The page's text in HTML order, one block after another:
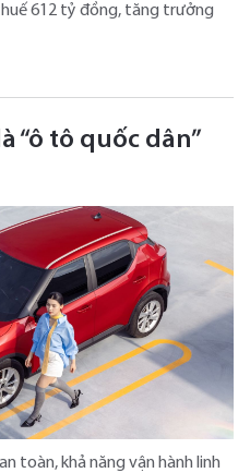
612 tỷ đồng, tăng trưởng
“ô tô quốc dân”
toàn, khả năng vận hành linh